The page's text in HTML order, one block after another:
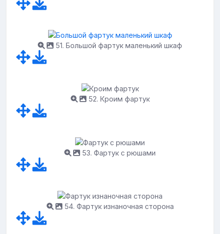
51. Большой фартук маленький шкаф
52. Кроим фартук
53. Фартук с рюшами
54. Фартук изнаночная сторона